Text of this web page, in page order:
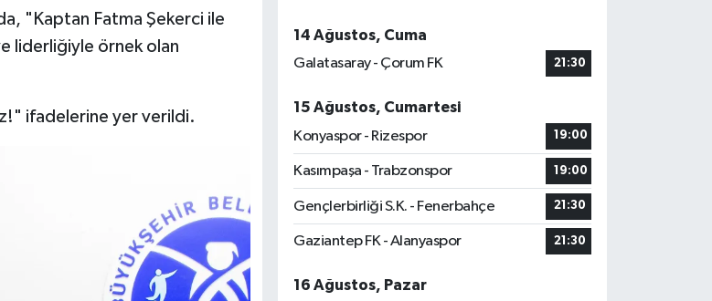
"Kaptan Fatma Şekerci ile
liderliğiyle örnek olan
ifadelerine yer verildi.
14 Ağustos, Cuma
Galatasaray - Çorum FK
21:30
15 Ağustos, Cumartesi
Konyaspor - Rizespor
19:00
Kasımpaşa - Trabzonspor 19:00
Gençlerbirliği S.K. - Fenerbahçe 21:30
Gaziantep FK - Alanyaspor 21:30
16 Ağustos, Pazar